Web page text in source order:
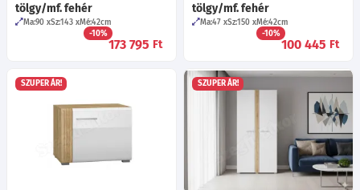
tölgy/mf. fehér
Ma:90 Sz:143 Mé:42cm
-10%
173 795 Ft
tölgy/mf. fehér
Ma:47 Sz:150 Mé:42cm
-10%
100 445 Ft
SZUPER ÁR! SZUPER ÁR!